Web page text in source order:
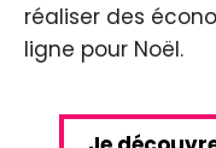
réaliser des
ligne pour Noël.